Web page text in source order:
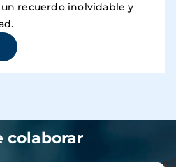
recuerdo inolvidable y
(se abre en una ventana
colaborar